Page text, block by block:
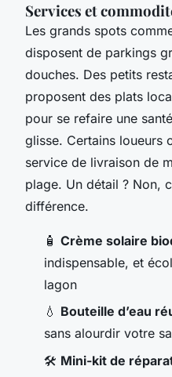
Services et
Les grands spots
disposent de parkings
douches. Des petits
proposent des plats
pour se refaire une
glisse. Certains loueurs
service de livraison de
plage. Un détail ? Non,
différence.
🧴 Crème solaire
indispensable, et
lagon
💧 Bouteille d’eau
sans alourdir votre
🛠️ Mini-kit de